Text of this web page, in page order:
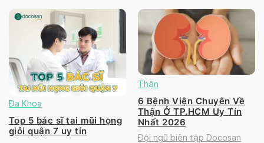
Đa Khoa
Top 5 bác sĩ tai mũi họng
giỏi quận 7 uy tín
Thận
6 Bệnh Viện Chuyên Về
Thận Ở TP.HCM Uy Tín
Nhất 2026
Đội ngũ biên tập Docosan